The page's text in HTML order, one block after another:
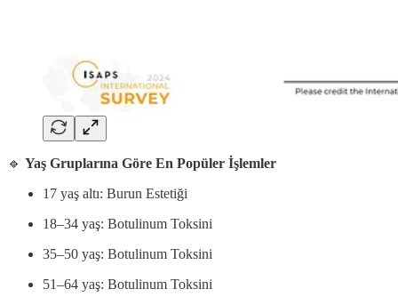
🔹 Yaş Gruplarına Göre En Popüler İşlemler
17 yaş altı: Burun Estetiği
18–34 yaş: Botulinum Toksini
35–50 yaş: Botulinum Toksini
51–64 yaş: Botulinum Toksini